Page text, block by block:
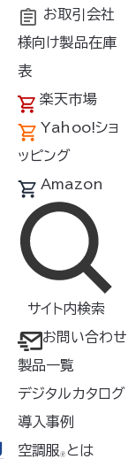
お取引会社
様向け製品在庫
表
楽天市場
Yahoo!ショ
ッピング
Amazon
サイト内検索
お問い合わせ
製品一覧
デジタルカタログ
導入事例
空調服🄬 とは
で
ご案内）
にリリースされ
アプリをアンイ